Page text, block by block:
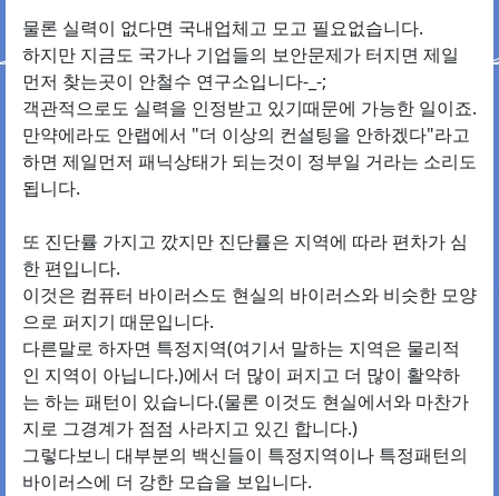
물론 실력이 없다면 국내업체고 모고 필요없습니다.
하지만 지금도 국가나 기업들의 보안문제가 터지면 제일
먼저 찾는곳이 안철수 연구소입니다-_-;
객관적으로도 실력을 인정받고 있기때문에 가능한 일이죠.
만약에라도 안랩에서 "더 이상의 컨설팅을 안하겠다"라고
하면 제일먼저 패닉상태가 되는것이 정부일 거라는 소리도
됩니다.
또 진단률 가지고 깠지만 진단률은 지역에 따라 편차가 심
한 편입니다.
이것은 컴퓨터 바이러스도 현실의 바이러스와 비슷한 모양
으로 퍼지기 때문입니다.
다른말로 하자면 특정지역(여기서 말하는 지역은 물리적
인 지역이 아닙니다.)에서 더 많이 퍼지고 더 많이 활약하
는 하는 패턴이 있습니다.(물론 이것도 현실에서와 마찬가
지로 그경계가 점점 사라지고 있긴 합니다.)
그렇다보니 대부분의 백신들이 특정지역이나 특정패턴의
바이러스에 더 강한 모습을 보입니다.